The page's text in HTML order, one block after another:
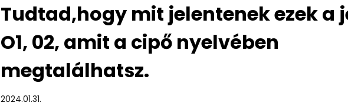
Tudtad,hogy mit jelentenek ezek a
O1, 02, amit a cipő nyelvében
megtalálhatsz.
2024.01.31.